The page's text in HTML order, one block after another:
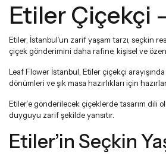
Etiler Çiçekçi
Etiler, İstanbul’un zarif yaşam tarzı, seçkin
çiçek gönderimini daha rafine, kişisel ve
Leaf Flower İstanbul, Etiler çiçekçi
dönümleri ve şık masa hazırlıkları için
Etiler’e gönderilecek çiçeklerde tasarım dili
duyguyu zarif şekilde yansıtır.
Etiler’in Seçkin